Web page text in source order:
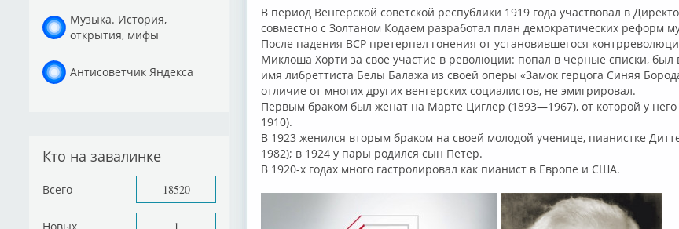
Музыка. История,
открытия, мифы
Антисоветчик Яндекса
Кто на завалинке
Всего 18520
Новых 1
В период Венгерской советской республики 1919 года участвовал в
совместно с Золтаном Кодаем разработал план демократических реформ
После падения ВСР претерпел гонения от установившегося
Миклоша Хорти за своё участие в революции: попал в чёрные списки, был
имя либреттиста Белы Балажа из своей оперы «Замок герцога Синяя
отличие от многих других венгерских социалистов, не эмигрировал.
Первым браком был женат на Марте Циглер (1893—1967), от которой у
1910).
В 1923 женился вторым браком на своей молодой ученице, пианистке
1982); в 1924 у пары родился сын Петер.
В 1920-х годах много гастролировал как пианист в Европе и США.